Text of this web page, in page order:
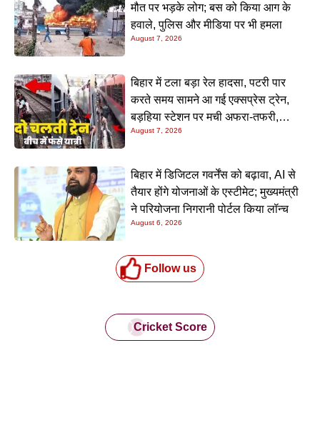
मौत पर भड़के लोग; बस को किया आग के
हवाले, पुलिस और मीडिया पर भी हमला
August 7, 2026
बिहार में टला बड़ा रेल हादसा, पटरी पार
करते समय सामने आ गई एक्सप्रेस ट्रेन,
बड़हिया स्टेशन पर मची अफरा-तफरी,
यात्रियों की लापरवाही आई सामने
August 7, 2026
बिहार में डिजिटल गवर्नेंस को बढ़ावा, AI से
तैयार होंगे योजनाओं के एस्टीमेट; मुख्यमंत्री
ने परियोजना निगरानी पोर्टल किया लॉन्च
August 6, 2026
Follow us
Cricket Score